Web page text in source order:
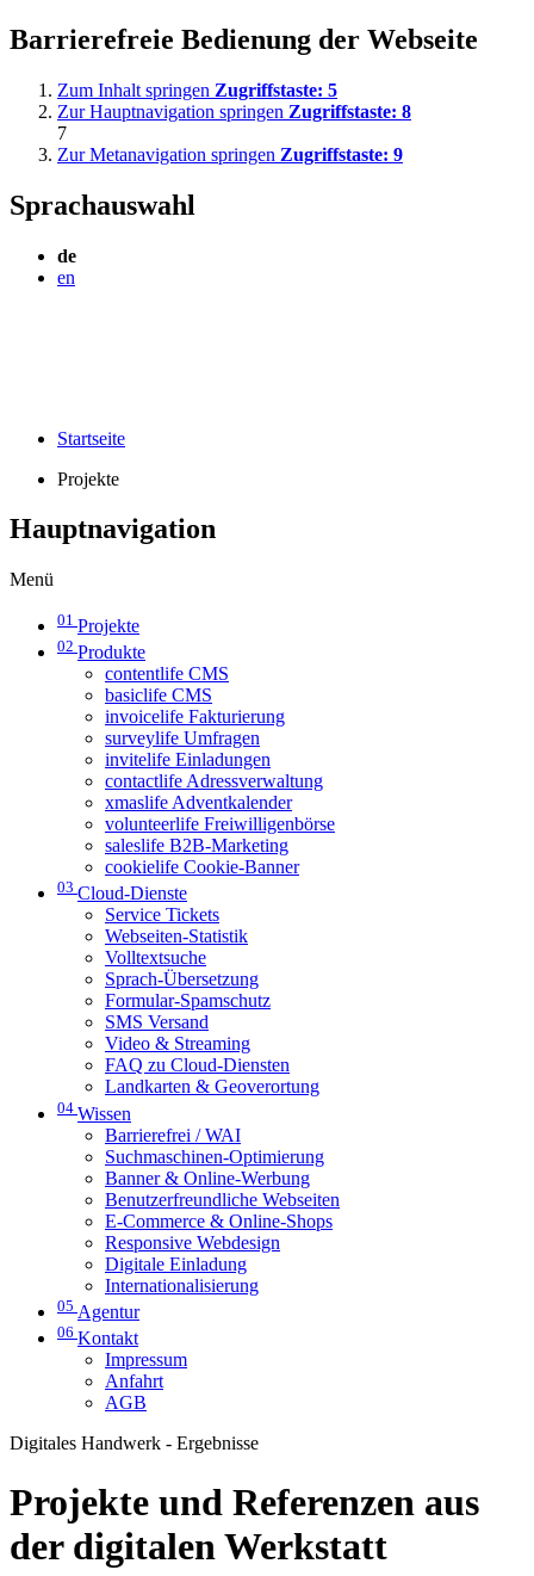
Barrierefreie Bedienung der Webseite
Zum Inhalt springen Zugriffstaste: 5
Zur Hauptnavigation springen Zugriffstaste: 8
7
Zur Metanavigation springen Zugriffstaste: 9
Sprachauswahl
de
en
Startseite
Projekte
Hauptnavigation
Menü
01 Projekte
02 Produkte
contentlife CMS
basiclife CMS
invoicelife Fakturierung
surveylife Umfragen
invitelife Einladungen
contactlife Adressverwaltung
xmaslife Adventkalender
volunteerlife Freiwilligenbörse
saleslife B2B-Marketing
cookielife Cookie-Banner
03 Cloud-Dienste
Service Tickets
Webseiten-Statistik
Volltextsuche
Sprach-Übersetzung
Formular-Spamschutz
SMS Versand
Video & Streaming
FAQ zu Cloud-Diensten
Landkarten & Geoverortung
04 Wissen
Barrierefrei / WAI
Suchmaschinen-Optimierung
Banner & Online-Werbung
Benutzerfreundliche Webseiten
E-Commerce & Online-Shops
Responsive Webdesign
Digitale Einladung
Internationalisierung
05 Agentur
06 Kontakt
Impressum
Anfahrt
AGB
Digitales Handwerk - Ergebnisse
Projekte und Referenzen aus
der digitalen Werkstatt